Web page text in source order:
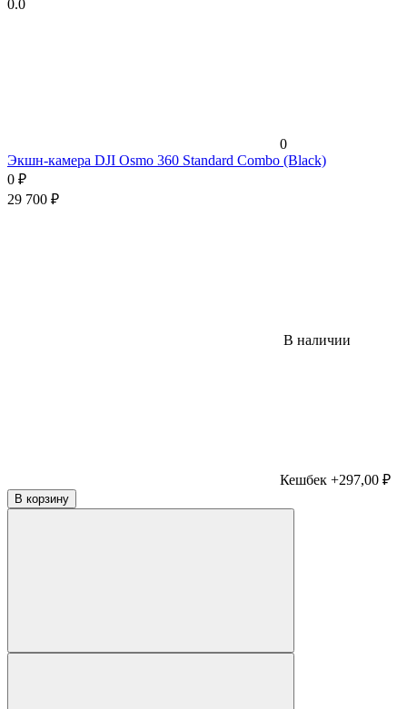
0.0
0
Экшн-камера DJI Osmo 360 Standard Combo (Black)
0 ₽
29 700 ₽
В наличии
Кешбек +297,00 ₽
В корзину